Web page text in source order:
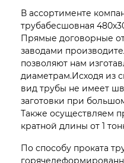
В ассортименте
трубабесшовная
Прямые договорные
заводами
позволяют нам
диаметрам.Исходя из
вид трубы не имеет
заготовки при
Также осуществляем
кратной длины от 1
По способу проката